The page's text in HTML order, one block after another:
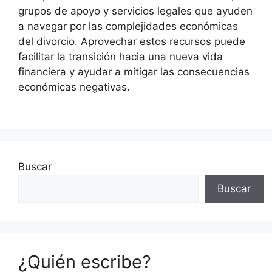
grupos de apoyo y servicios legales que ayuden
a navegar por las complejidades económicas
del divorcio. Aprovechar estos recursos puede
facilitar la transición hacia una nueva vida
financiera y ayudar a mitigar las consecuencias
económicas negativas.
Buscar
Buscar
¿Quién escribe?